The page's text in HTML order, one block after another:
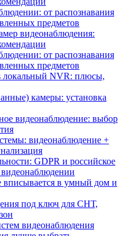
от распознавания
предметов
видеонаблюдения:
от распознавания
предметов
локальный NVR: плюсы,
камеры: установка
видеонаблюдение: выбор
видеонаблюдение +
GDPR и российское
видеонаблюдении
вписывается в умный дом и
под ключ для СНТ,
видеонаблюдения